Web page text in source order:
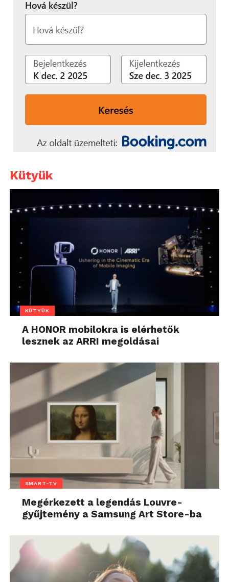
Kütyük
KÜTYÜK
A HONOR mobilokra is elérhetők
lesznek az ARRI megoldásai
SMART-TV
Megérkezett a legendás Louvre-
gyűjtemény a Samsung Art Store-ba